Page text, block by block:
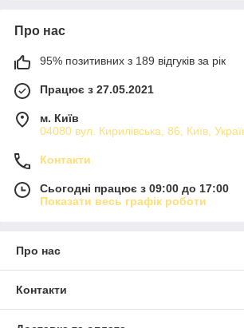
Про нас
95% позитивних з 189 відгуків за рік
Працює з 27.05.2021
м. Київ
04080 вул. Кирилівська, 86, Київ,
Контакти
Сьогодні працює з 09:00 до 17:00
Показати весь графік роботи
Про нас
Контакти